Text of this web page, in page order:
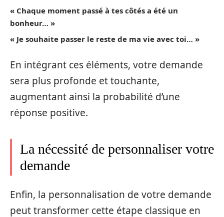
« Chaque moment passé à tes côtés a été un
bonheur… »
« Je souhaite passer le reste de ma vie avec toi… »
En intégrant ces éléments, votre demande
sera plus profonde et touchante,
augmentant ainsi la probabilité d’une
réponse positive.
La nécessité de personnaliser votre
demande
Enfin, la personnalisation de votre demande
peut transformer cette étape classique en